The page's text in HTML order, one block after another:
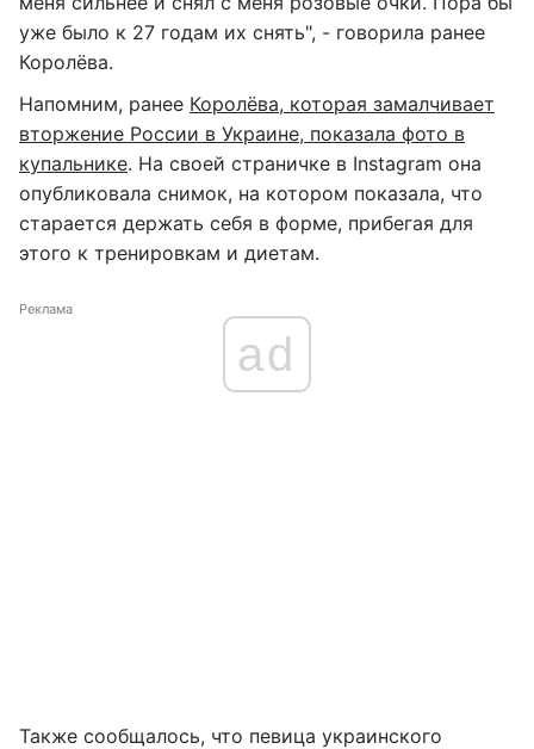
уже было к 27 годам их снять", - говорила ранее
Королёва.
Напомним, ранее Королёва, которая замалчивает
вторжение России в Украине, показала фото в
купальнике. На своей страничке в Instagram она
опубликовала снимок, на котором показала, что
старается держать себя в форме, прибегая для
этого к тренировкам и диетам.
Реклама
ad
Также сообщалось, что певица украинского